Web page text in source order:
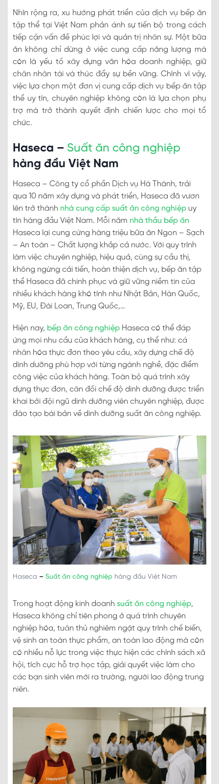
Nhìn rộng ra, xu hướng phát triển của dịch vụ bếp ăn
tập thể tại Việt Nam phản ánh sự tiến bộ trong cách
tiếp cận vấn đề phúc lợi và quản trị nhân sự. Một bữa
ăn không chỉ dừng ở việc cung cấp năng lượng mà
còn là yếu tố xây dựng văn hóa doanh nghiệp, giữ
chân nhân tài và thúc đẩy sự bền vững. Chính vì vậy,
việc lựa chọn một đơn vị cung cấp dịch vụ bếp ăn tập
thể uy tín, chuyên nghiệp không còn là lựa chọn phụ
trợ mà trở thành quyết định chiến lược cho mọi tổ
chức.
Haseca – Suất ăn công nghiệp
hàng đầu Việt Nam
Haseca – Công ty cổ phần Dịch vụ Hà Thành, trải
qua 10 năm xây dựng và phát triển, Haseca đã vươn
lên trở thành nhà cung cấp suất ăn công nghiệp uy
tín hàng đầu Việt Nam. Mỗi năm nhà thầu bếp ăn
Haseca lại cung cứng hàng triệu bữa ăn Ngon – Sạch
– An toàn – Chất lượng khắp cả nước. Với quy trình
làm việc chuyên nghiệp, hiệu quả, cùng sự cầu thị,
không ngừng cải tiến, hoàn thiện dịch vụ, bếp ăn tập
thể Haseca đã chinh phục và giữ vững niềm tin của
nhiều khách hàng khó tính như Nhật Bản, Hàn Quốc,
Mỹ, EU, Đài Loan, Trung Quốc,…
Hiện nay, bếp ăn công nghiệp Haseca có thể đáp
ứng mọi nhu cầu của khách hàng, cụ thể như: cá
nhân hóa thực đơn theo yêu cầu, xây dựng chế độ
dinh dưỡng phù hợp với từng ngành nghề, đặc điểm
công việc của khách hàng. Toàn bộ quá trình xây
dựng thực đơn, cân đối chế độ dinh dưỡng được triển
khai bởi đội ngũ dinh dưỡng viên chuyên nghiệp, được
đào tạo bài bản về dinh dưỡng suất ăn công nghiệp.
Haseca – Suất ăn công nghiệp hàng đầu Việt Nam
Trong hoạt động kinh doanh suất ăn công nghiệp,
Haseca không chỉ tiên phong ở quá trình chuyên
nghiệp hóa, tuân thủ nghiêm ngặt quy trình chế biến,
vệ sinh an toàn thực phẩm, an toàn lao động mà còn
có nhiều nỗ lực trong việc thực hiện các chính sách xã
hội, tích cực hỗ trợ học tập, giải quyết việc làm cho
các bạn sinh viên mới ra trường, người lao động trung
niên.